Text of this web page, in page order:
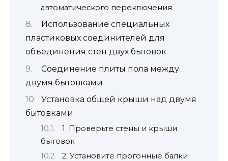
автоматического переключения
Использование специальных
пластиковых соединителей для
объединения стен двух бытовок
Соединение плиты пола между
двумя бытовками
Установка общей крыши над двумя
бытовками
1. Проверьте стены и крыши
бытовок
2. Установите прогонные балки